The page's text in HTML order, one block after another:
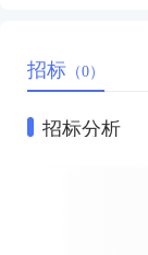
招标 （0）
招标分析